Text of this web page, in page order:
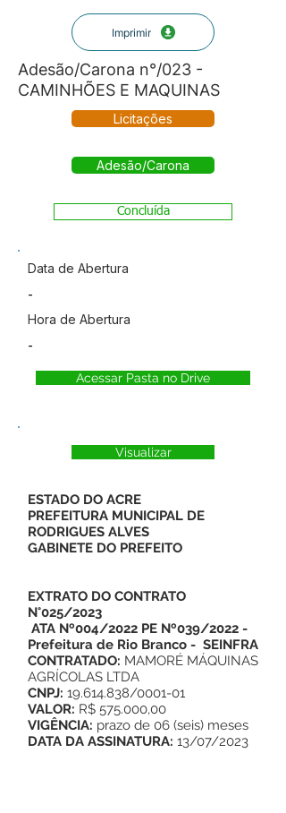
Imprimir
Adesão/Carona n°/023 -
CAMINHÕES E MAQUINAS
Licitações
Adesão/Carona
Concluída
Data de Abertura
-
Hora de Abertura
-
Acessar Pasta no Drive
Visualizar
ESTADO DO ACRE
PREFEITURA MUNICIPAL DE
RODRIGUES ALVES
GABINETE DO PREFEITO
EXTRATO DO CONTRATO
N°025/2023
ATA Nº004/2022 PE Nº039/2022 -
Prefeitura de Rio Branco - SEINFRA
CONTRATADO: MAMORÉ MÁQUINAS
AGRÍCOLAS LTDA
CNPJ: 19.614.838/0001-01
VALOR: R$ 575.000,00
VIGÊNCIA: prazo de 06 (seis) meses
DATA DA ASSINATURA: 13/07/2023